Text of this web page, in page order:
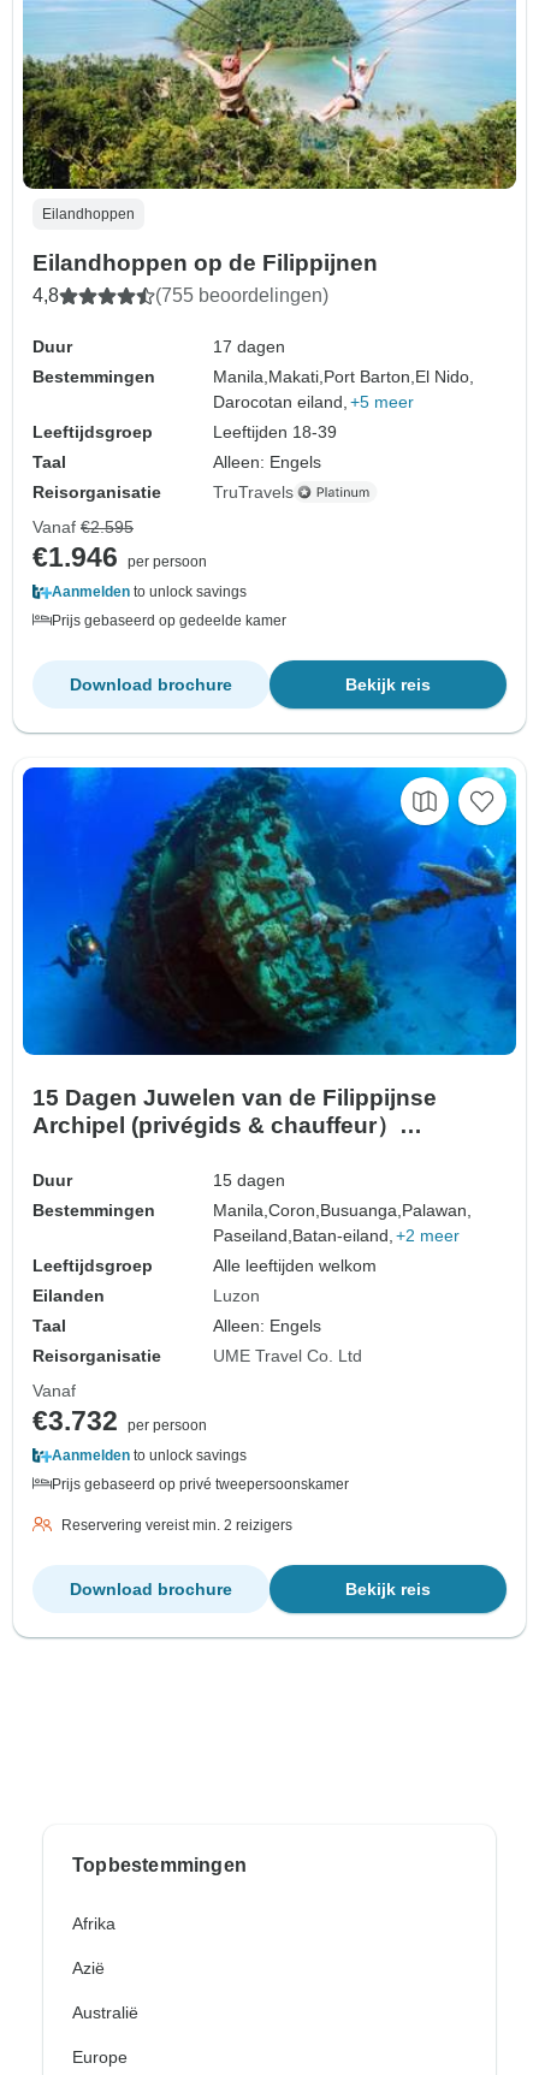
Eilandhoppen
Eilandhoppen op de Filippijnen
4,8 (755 beoordelingen)
Duur
17 dagen
Bestemmingen
Manila, Makati, Port Barton, El Nido,
Darocotan eiland, +5 meer
Leeftijdsgroep
Leeftijden 18-39
Taal
Alleen: Engels
Reisorganisatie
TruTravels
Vanaf €2.595
€1.946
per persoon
Aanmelden to unlock savings
Prijs gebaseerd op gedeelde kamer
Bekijk reis
Download brochure
15 Dagen Juwelen van de Filippijnse
Archipel (privégids & chauffeur）
Duur
15 dagen
Bestemmingen
Manila,Coron, Busuanga, Palawan,
Paseiland, Batan-eiland, +2 meer
Leeftijdsgroep
Alle leeftijden welkom
Eilanden
Luzon
Taal
Alleen: Engels
Reisorganisatie
UME Travel Co. Ltd
Vanaf
€3.732
per persoon
Aanmelden to unlock savings
Prijs gebaseerd op privé tweepersoonskamer
Reservering vereist min. 2 reizigers
Bekijk reis
Download brochure
Topbestemmingen
Afrika
Azië
Australië
Europe